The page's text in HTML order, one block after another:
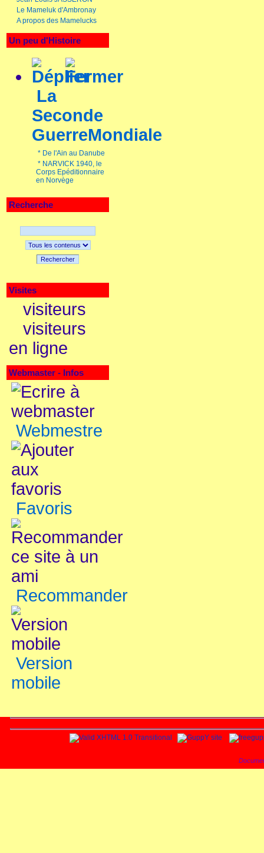
Le Mameluk d'Ambronay
A propos des Mamelucks
Un peu d'Histoire
La
Seconde
GuerreMondiale
* De l'Ain au Danube
* NARVICK 1940, le
Corps Epéditionnaire
en Norvège
Recherche
Rechercher
Visites
visiteurs
visiteurs
en ligne
Webmaster - Infos
Webmestre
Favoris
Recommander
Version
mobile